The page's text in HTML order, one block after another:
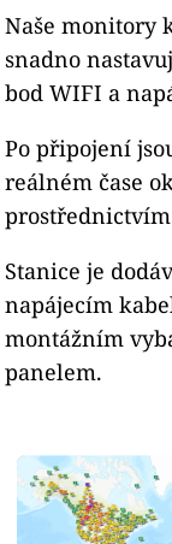
Naše monitory
snadno
bod WIFI a
Po připojení
reálném čase
Stanice je
napájecím
montážním
panelem.